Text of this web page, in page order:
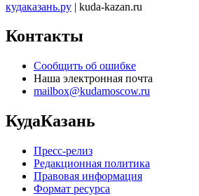
кудаказань.ру | kuda-kazan.ru
Контакты
Сообщить об ошибке
Наша электронная почта
mailbox@kudamoscow.ru
КудаКазань
Пресс-релиз
Редакционная политика
Правовая информация
Формат ресурса